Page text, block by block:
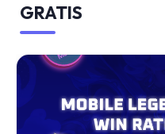
GRATIS